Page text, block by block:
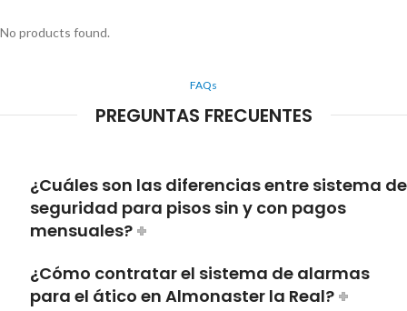
No products found.
FAQs
PREGUNTAS FRECUENTES
¿Cuáles son las diferencias entre sistema de
seguridad para pisos sin y con pagos
mensuales?
¿Cómo contratar el sistema de alarmas
para el ático en Almonaster la Real?